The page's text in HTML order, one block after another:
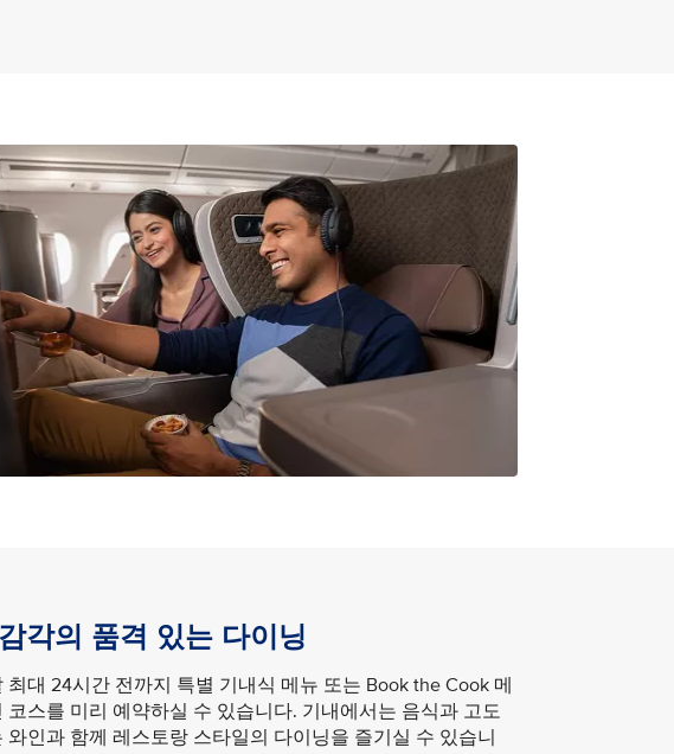
각의 품격 있는 다이닝
최대 24시간 전까지 특별 기내식 메뉴 또는 Book the Cook 메
코스를 미리 예약하실 수 있습니다. 기내에서는 음식과 고도
와인과 함께 레스토랑 스타일의 다이닝을 즐기실 수 있습니